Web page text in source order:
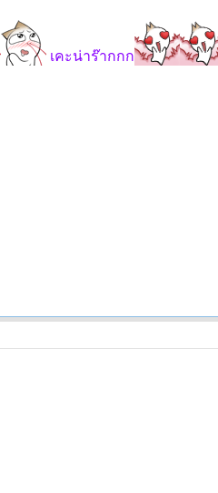
เคะน่าร๊ากกก